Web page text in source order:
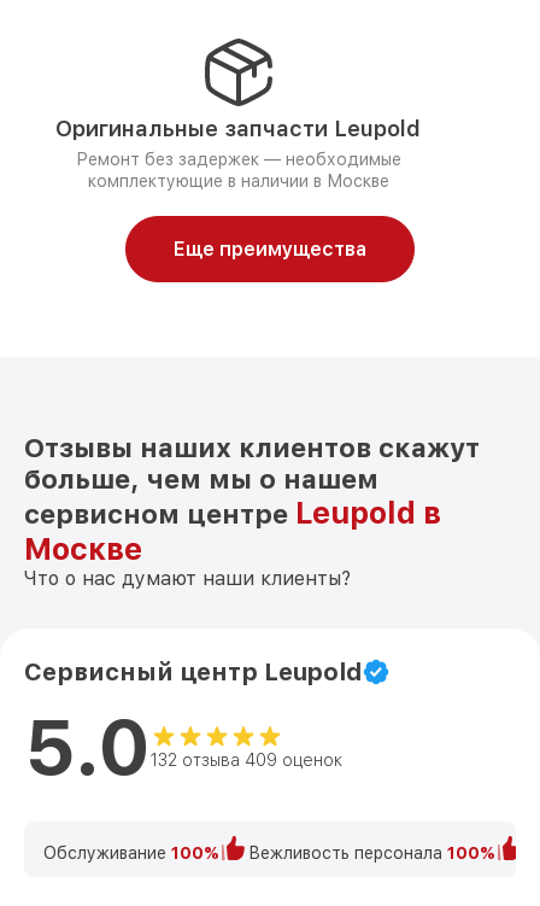
Оригинальные запчасти Leupold
Ремонт без задержек — необходимые
комплектующие в наличии в Москве
Еще преимущества
Отзывы наших клиентов скажут
больше, чем мы о нашем
сервисном центре Leupold в
Москве
Что о нас думают наши клиенты?
Сервисный центр Leupold
5.0 132 отзыва 409 оценок
Обслуживание 100% Вежливость персонала 100%